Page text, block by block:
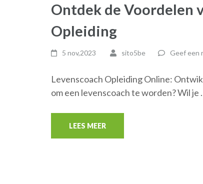
Ontdek de Voordelen
Opleiding
5 nov,2023 sito5be Geef een
Levenscoach Opleiding Online:
om een levenscoach te worden? Wil je
LEES MEER